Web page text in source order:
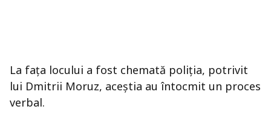
La fața locului a fost chemată poliția, potrivit
lui Dmitrii Moruz, aceștia au întocmit un proces
verbal.